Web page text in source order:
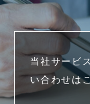
当社サービ
い合わせは